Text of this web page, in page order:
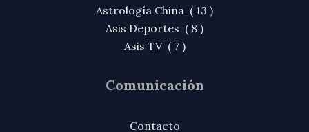
Astrología China ( 13 )
Asis Deportes ( 8 )
Asis TV ( 7 )
Comunicación
Contacto